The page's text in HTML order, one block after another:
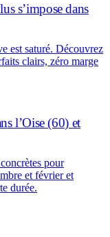
s’impose dans
est saturé. Découvrez
clairs, zéro marge
l’Oise (60) et
pour
et février et
durée.